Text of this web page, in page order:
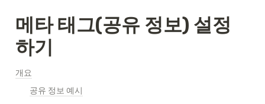
메타 태그(공유 정보) 설정
하기
개요
공유 정보 예시